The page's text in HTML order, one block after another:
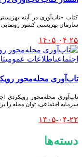
کتاب «تاب‌آوری در آینه
سازمان بهزیستی کشور
۱۴۰۵-۰۴-۲۵
اجتماعیاطلاعات عمومی
تاب‌آوری محله‌محور
تاب‌آوری محله‌محور رویکردی
سرمایه اجتماعی، توان محله را
۱۴۰۵-۰۴-۲۲
دسته‌ها